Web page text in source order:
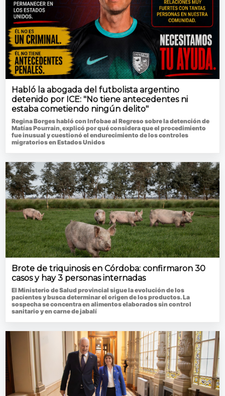
Habló la abogada del futbolista argentino
detenido por ICE: "No tiene antecedentes ni
estaba cometiendo ningún delito"
Regina Borges habló con Infobae al Regreso sobre la detención de
Matías Pourrain, explicó por qué considera que el procedimiento
fue inusual y cuestionó el endurecimiento de los controles
migratorios en Estados Unidos
Brote de triquinosis en Córdoba: confirmaron 30
casos y hay 3 personas internadas
El Ministerio de Salud provincial sigue la evolución de los
pacientes y busca determinar el origen de los productos. La
sospecha se concentra en alimentos elaborados sin control
sanitario y en carne de jabalí